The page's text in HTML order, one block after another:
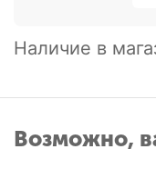
Наличие в
Возможно,